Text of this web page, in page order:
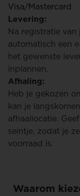
Visa/Mastercard
Levering:
Na registratie
automatisch een
het gewenste
inplannen.
Afhaling:
Heb je gekozen
kan je
afhaallocatie.
seintje, zodat je
voorraad is.
Waarom